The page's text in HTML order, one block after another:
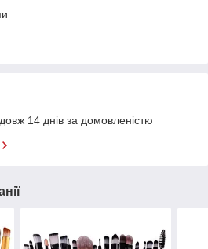
14 днів за домовленістю